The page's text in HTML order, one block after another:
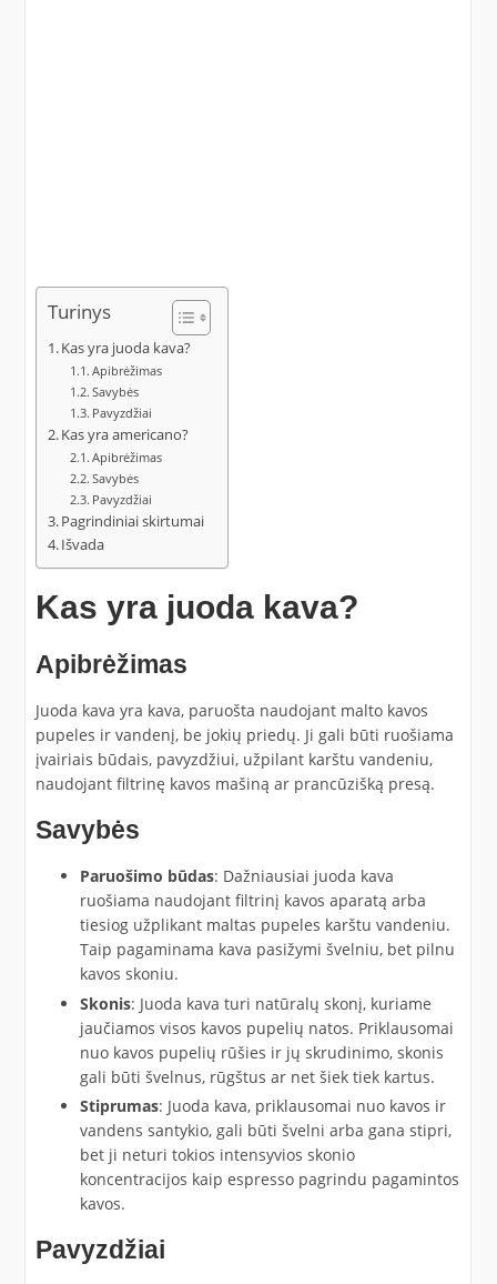
Turinys
Kas yra juoda kava?
Apibrėžimas
Savybės
Pavyzdžiai
Kas yra americano?
Apibrėžimas
Savybės
Pavyzdžiai
Pagrindiniai skirtumai
Išvada
Kas yra juoda kava?
Apibrėžimas
Juoda kava yra kava, paruošta naudojant malto kavos
pupeles ir vandenį, be jokių priedų. Ji gali būti ruošiama
įvairiais būdais, pavyzdžiui, užpilant karštu vandeniu,
naudojant filtrinę kavos mašiną ar prancūzišką presą.
Savybės
Paruošimo būdas: Dažniausiai juoda kava
ruošiama naudojant filtrinį kavos aparatą arba
tiesiog užplikant maltas pupeles karštu vandeniu.
Taip pagaminama kava pasižymi švelniu, bet pilnu
kavos skoniu.
Skonis: Juoda kava turi natūralų skonį, kuriame
jaučiamos visos kavos pupelių natos. Priklausomai
nuo kavos pupelių rūšies ir jų skrudinimo, skonis
gali būti švelnus, rūgštus ar net šiek tiek kartus.
Stiprumas: Juoda kava, priklausomai nuo kavos ir
vandens santykio, gali būti švelni arba gana stipri,
bet ji neturi tokios intensyvios skonio
koncentracijos kaip espresso pagrindu pagamintos
kavos.
Pavyzdžiai